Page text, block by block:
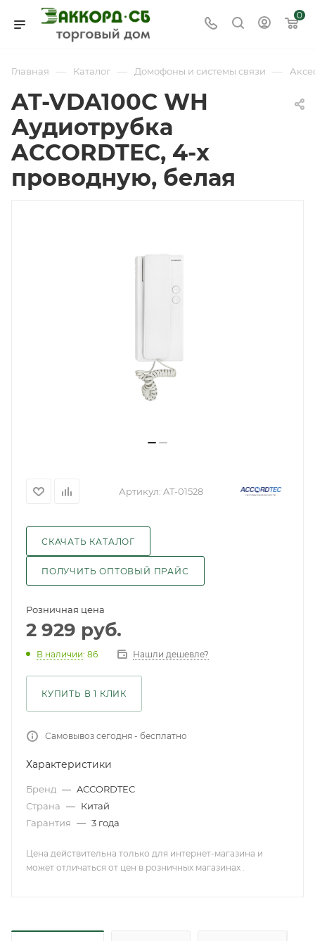
0
Главная — Каталог — Домофоны и системы связи —
AT-VDA100C WH
Аудиотрубка
ACCORDTEC, 4-х
проводную, белая
Артикул: AT-01528
СКАЧАТЬ КАТАЛОГ
ПОЛУЧИТЬ ОПТОВЫЙ ПРАЙС
Розничная цена
2 929 руб.
В наличии: 86 Нашли дешевле?
КУПИТЬ В 1 КЛИК
Самовывоз сегодня - бесплатно
Характеристики
Бренд — ACCORDTEC
Страна — Китай
Гарантия — 3 года
Цена действительна только для интернет-магазина и
может отличаться от цен в розничных магазинах .